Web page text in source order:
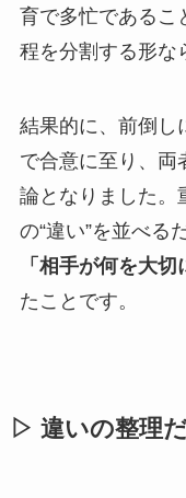
育で多忙であるこ
程を分割する形な
結果的に、前倒し
で合意に至り、両
論となりました。
の“違い”を並べる
「相手が何を大切
たことです。
▷ 違いの整理